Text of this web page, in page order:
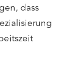
dass